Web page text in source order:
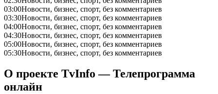
03:00Новости, бизнес, спорт, без комментариев
03:30Новости, бизнес, спорт, без комментариев
04:00Новости, бизнес, спорт, без комментариев
04:30Новости, бизнес, спорт, без комментариев
05:00Новости, бизнес, спорт, без комментариев
05:30Новости, бизнес, спорт, без комментариев
О проекте TvInfo — Телепрограмма
онлайн